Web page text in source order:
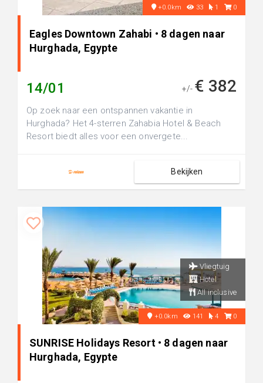
+0.0km 33 1 0
Eagles Downtown Zahabi • 8 dagen naar
Hurghada, Egypte
14/01 +/- € 382
Op zoek naar een ontspannen vakantie in
Hurghada? Het 4-sterren Zahabia Hotel & Beach
Resort biedt alles voor een onvergete...
Bekijken
Vliegtuig
Hotel
All inclusive
+0.0km 141 4 0
SUNRISE Holidays Resort • 8 dagen naar
Hurghada, Egypte